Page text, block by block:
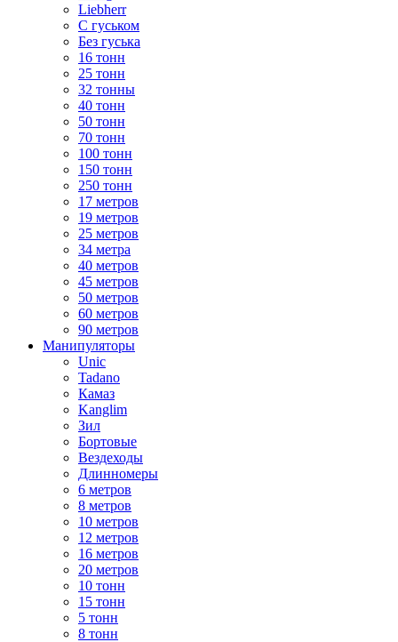
Liebherr
С гуськом
Без гуська
16 тонн
25 тонн
32 тонны
40 тонн
50 тонн
70 тонн
100 тонн
150 тонн
250 тонн
17 метров
19 метров
25 метров
34 метра
40 метров
45 метров
50 метров
60 метров
90 метров
Манипуляторы
Unic
Tadano
Камаз
Kanglim
Зил
Бортовые
Вездеходы
Длинномеры
6 метров
8 метров
10 метров
12 метров
16 метров
20 метров
10 тонн
15 тонн
5 тонн
8 тонн